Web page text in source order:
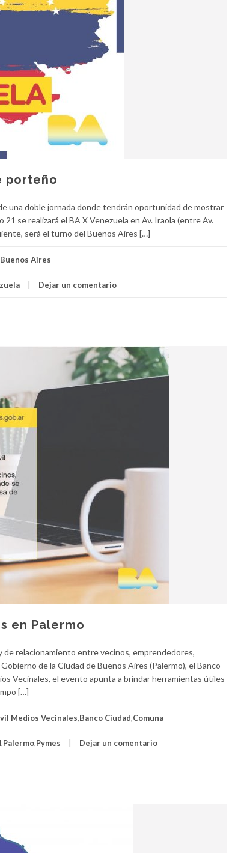
porteño
una doble jornada donde tendrán oportunidad de mostrar
se realizará el BA X Venezuela en Av. Iraola (entre Av.
será el turno del Buenos Aires […]
Buenos Aires
Dejar un comentario
en Palermo
de relacionamiento entre vecinos, emprendedores,
de la Ciudad de Buenos Aires (Palermo), el Banco
Vecinales, el evento apunta a brindar herramientas útiles
[…]
Medios Vecinales,Banco Ciudad,Comuna
,Palermo,Pymes Dejar un comentario